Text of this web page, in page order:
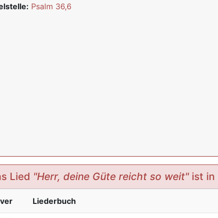
Psalm 36,6
Lied "Herr, deine Güte reicht so weit"ist in
Liederbuch